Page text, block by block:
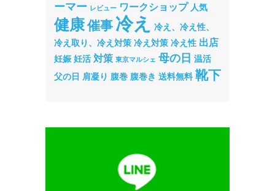
ーマー レビュー ワークショップ 人気
健康催事 冷え
冷え、冷え性、
冷え取り、冷え対策 冷え対策 冷え性 出店
妊娠 妊活 対策 東京マルシェ 母の日 温活
父の日 肩凝り 腹巻 腹巻き 送料無料 靴下